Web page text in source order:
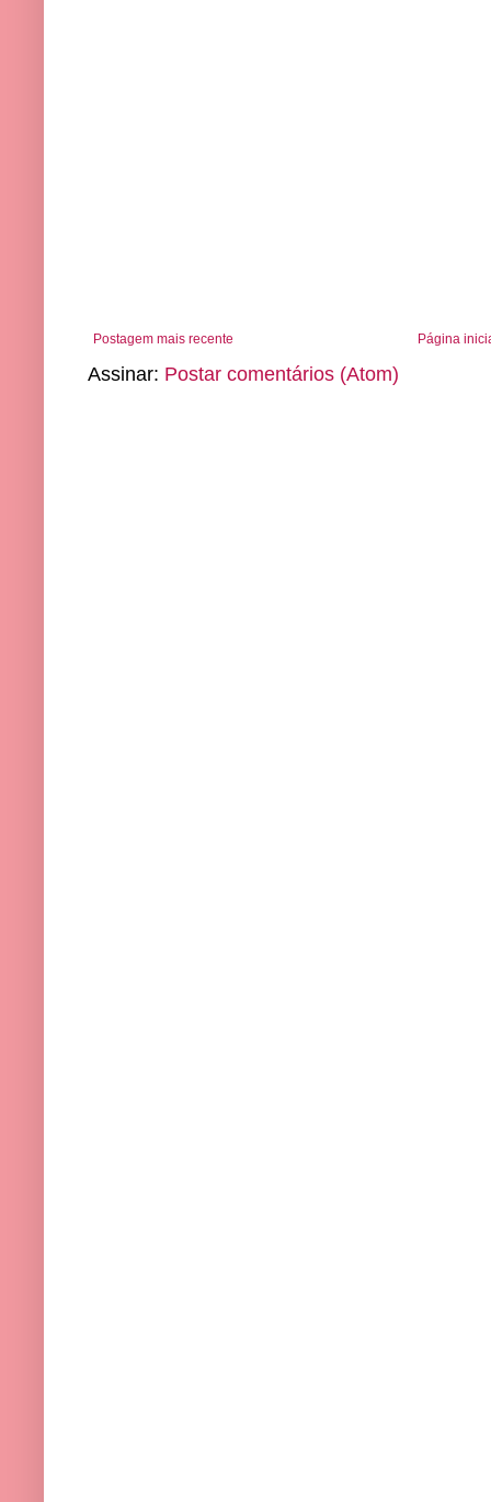
Postagem mais recente Página
Assinar: Postar comentários (Atom)